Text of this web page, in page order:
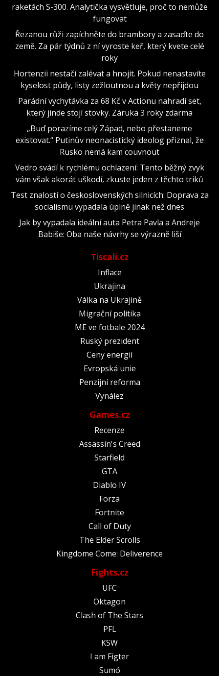
raketách S-300. Analytička vysvětluje, proč to nemůže
fungovat
Řezanou růži zapíchněte do brambory a zasaďte do
země. Za pár týdnů z ní vyroste keř, který kvete celé
roky
Hortenzii nestačí zalévat a hnojit. Pokud nenastavíte
kyselost půdy, listy zežloutnou a květy nepřijdou
Parádní vychytávka za 68 Kč v Actionu nahradí set,
který jinde stojí stovky. Záruka 3 roky zdarma
„Buď porazíme celý Západ, nebo přestaneme
existovat.“ Putinův neonacistický ideolog přiznal, že
Rusko nemá kam couvnout
Vedro svádí k rychlému ochlazení: Tento běžný zvyk
vám však akorát uškodí, zkuste jeden z těchto triků
Test znalostí o československých silnicích: Doprava za
socialismu vypadala úplně jinak než dnes
Jak by vypadala ideální auta Petra Pavla a Andreje
Babiše: Oba naše návrhy se výrazně liší
Tiscali.cz
Inflace
Ukrajina
Válka na Ukrajině
Migrační politika
ME ve fotbale 2024
Ruský prezident
Ceny energií
Evropská unie
Penzijní reforma
Vynález
Games.cz
Recenze
Assassin's Creed
Starfield
GTA
Diablo IV
Forza
Fortnite
Call of Duty
The Elder Scrolls
Kingdome Come: Deliverence
Fights.cz
UFC
Oktagon
Clash of The Stars
PFL
KSW
I am Figter
Sumó